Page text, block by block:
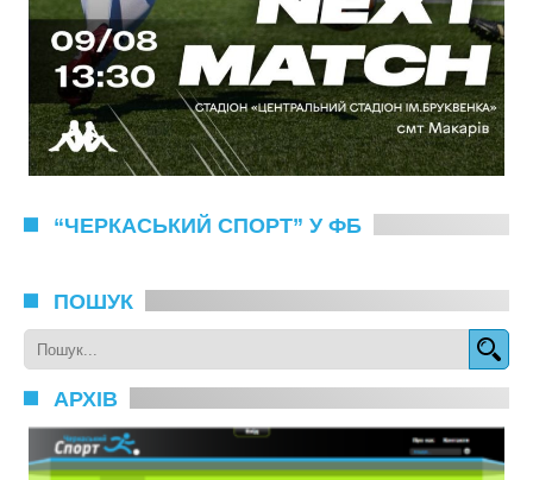
“ЧЕРКАСЬКИЙ СПОРТ” У ФБ
ПОШУК
АРХІВ